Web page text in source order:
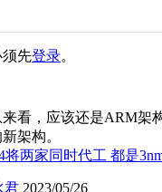
先登录。
看，应该还是ARM架
架构。
将两家同时代工 都是
君 2023/05/26